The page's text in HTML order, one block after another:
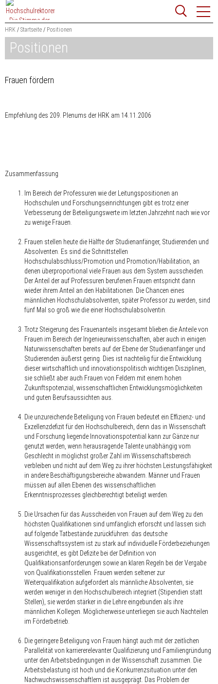
Zum
Content
springen
Suchbegriff
Suchen
HRK Startseite Positionen
Positionen
Frauen fördern
Empfehlung des 209. Plenums der HRK am 14.11.2006
Zusammenfassung
Im Bereich der Professuren wie der Leitungspositionen an
Hochschulen und Forschungseinrichtungen gibt es trotz einer
Verbesserung der Beteiligungswerte im letzten Jahrzehnt nach wie vor
zu wenige Frauen.
Frauen stellen heute die Hälfte der Studienanfänger, Studierenden und
Absolventen. Es sind die Schnittstellen
Hochschulabschluss/Promotion und Promotion/Habilitation, an
denen überproportional viele Frauen aus dem System ausscheiden.
Der Anteil der auf Professuren berufenen Frauen entspricht dann
wieder ihrem Anteil an den Habilitationen. Die Chancen eines
männlichen Hochschulabsolventen, später Professor zu werden, sind
fünf Mal so groß wie die einer Hochschulabsolventin.
Trotz Steigerung des Frauenanteils insgesamt blieben die Anteile von
Frauen im Bereich der Ingenieur­wissenschaften, aber auch in einigen
Naturwissenschaften bereits auf der Ebene der Studienanfänger und
Studierenden äußerst gering. Dies ist nachteilig für die Entwicklung
dieser wirtschaftlich und innovationspolitisch wichtigen Disziplinen,
sie schließt aber auch Frauen von Feldern mit einem hohen
Zukunftspotenzial, wissenschaftlichen Entwicklungsmöglichkeiten
und guten Berufsaussichten aus.
Die unzureichende Beteiligung von Frauen bedeutet ein Effizienz- und
Exzellenzdefizit für den Hochschulbereich, denn das in Wissenschaft
und Forschung liegende Innovationspotential kann zur Gänze nur
genutzt werden, wenn herausragende Talente unabhängig vom
Geschlecht in möglichst großer Zahl im Wissenschaftsbereich
verbleiben und nicht auf dem Weg zu ihrer höchsten Leistungsfähigkeit
in andere Beschäftigungsbereiche abwandern. Männer und Frauen
müssen auf allen Ebenen des wissenschaftlichen
Erkenntnisprozesses gleichberechtigt beteiligt werden.
Die Ursachen für das Ausscheiden von Frauen auf dem Weg zu den
höchsten Qualifikationen sind umfänglich erforscht und lassen sich
auf folgende Tatbestände zurückführen: das deutsche
Wissenschaftssystem ist zu stark auf individuelle Förderbeziehungen
ausgerichtet, es gibt Defizite bei der Definition von
Qualifikationsanforderungen sowie an klaren Regeln bei der Vergabe
von Qualifikationsstellen. Frauen werden seltener zur
Weiterqualifikation aufgefordert als männliche Absolventen, sie
werden weniger in den Hochschulbereich integriert (Stipendien statt
Stellen), sie werden stärker in die Lehre eingebunden als ihre
männlichen Kollegen. Möglicherweise unterliegen sie auch Nachteilen
im Förderbetrieb.
Die geringere Beteiligung von Frauen hängt auch mit der zeitlichen
Parallelität von karriererelevanter Qualifizierung und Familiengründung
unter den Arbeitsbedingungen in der Wissenschaft zusammen. Die
Arbeitsbelastung ist hoch und die Konkurrenzsituation unter den
Nachwuchswissenschaftlern ist ausgeprägt. Das Problem der